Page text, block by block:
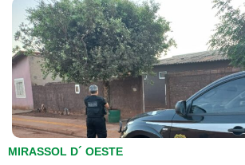
MIRASSOL D´ OESTE